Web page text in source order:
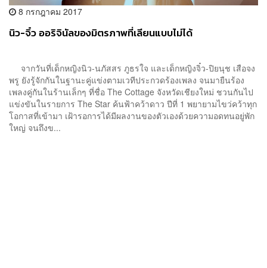
8 กรกฎาคม 2017
นิว-จิ๋ว ออริจินัลของมิตรภาพที่เลียนแบบไม่ได้
จากวันที่เด็กหญิงนิว-นภัสสร ภูธรใจ และเด็กหญิงจิ๋ว-ปิยนุช เสือจง
พรู ยังรู้จักกันในฐานะคู่แข่งตามเวทีประกวดร้องเพลง จนมายืนร้อง
เพลงคู่กันในร้านเล็กๆ ที่ชื่อ The Cottage จังหวัดเชียงใหม่ ชวนกันไป
แข่งขันในรายการ The Star ค้นฟ้าคว้าดาว ปีที่ 1 พยายามไขว่คว้าทุก
โอกาสที่เข้ามา เฝ้ารอการได้มีผลงานของตัวเองด้วยความอดทนอยู่พัก
ใหญ่ จนถึงข...